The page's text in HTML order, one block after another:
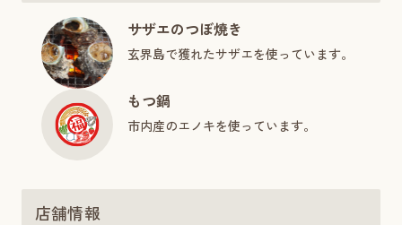
サザエのつぼ焼き
玄界島で獲れたサザエを使っています。
もつ鍋
市内産のエノキを使っています。
店舗情報